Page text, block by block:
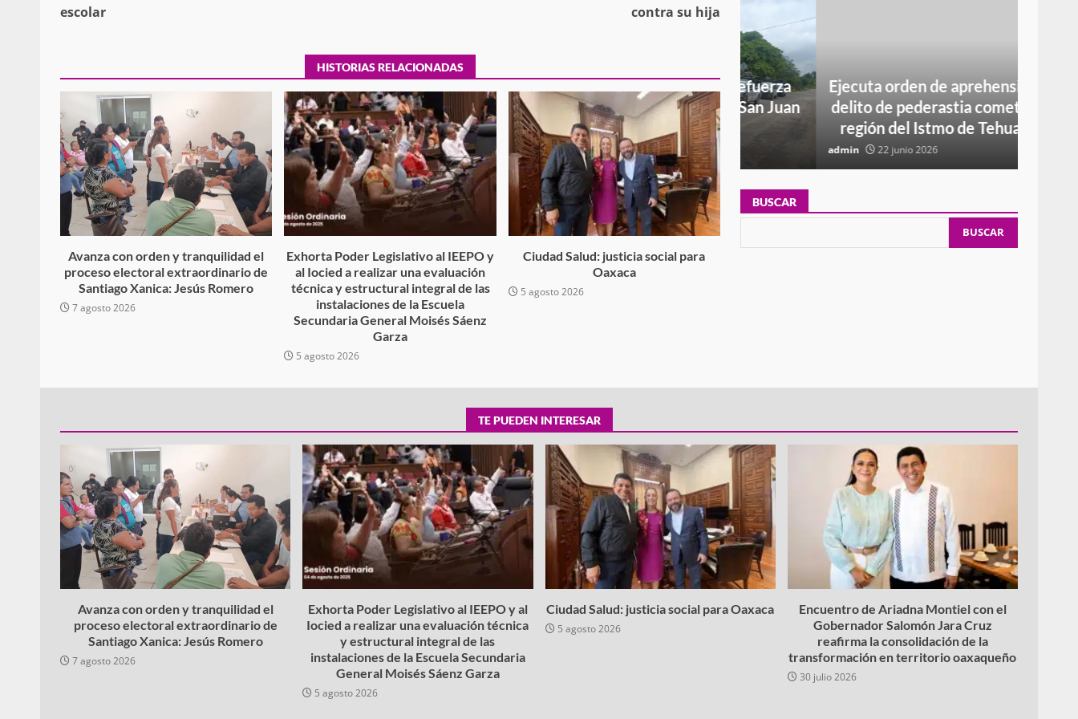
escolar
contra su hija
HISTORIAS RELACIONADAS
Avanza con orden y tranquilidad el
proceso electoral extraordinario de
Santiago Xanica: Jesús Romero
7 agosto 2026
Exhorta Poder Legislativo al IEEPO y
al Iocied a realizar una evaluación
técnica y estructural integral de las
instalaciones de la Escuela
Secundaria General Moisés Sáenz
Garza
5 agosto 2026
Ciudad Salud: justicia social para
Oaxaca
5 agosto 2026
Policía Municipal frustra robo con
violencia y auxilia a empleada en la
zona de Módulos del Mercado de
Abasto
admin 27 enero 2026
Secretaría de Gobierno refuerza
presencia institucional en San Juan
Mazatlán
admin 20 julio 2026
Ejecuta orden de aprehensión por el
delito de pederastia cometido en la
región del Istmo de Tehuantepec
22 junio 2026
BUSCAR
BUSCAR
TE PUEDEN INTERESAR
Avanza con orden y tranquilidad el
proceso electoral extraordinario de
Santiago Xanica: Jesús Romero
7 agosto 2026
Exhorta Poder Legislativo al IEEPO y al
Iocied a realizar una evaluación técnica
y estructural integral de las
instalaciones de la Escuela Secundaria
General Moisés Sáenz Garza
5 agosto 2026
Ciudad Salud: justicia social para Oaxaca
5 agosto 2026
Encuentro de Ariadna Montiel con el
Gobernador Salomón Jara Cruz
reafirma la consolidación de la
transformación en territorio oaxaqueño
30 julio 2026